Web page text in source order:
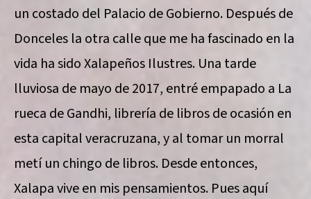
un costado del Palacio de Gobierno. Después de
Donceles la otra calle que me ha fascinado en la
vida ha sido Xalapeños Ilustres. Una tarde
lluviosa de mayo de 2017, entré empapado a La
rueca de Gandhi, librería de libros de ocasión en
esta capital veracruzana, y al tomar un morral
metí un chingo de libros. Desde entonces,
Xalapa vive en mis pensamientos. Pues aquí